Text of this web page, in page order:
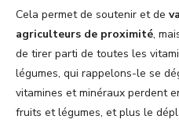
Cela permet de soutenir et de
agriculteurs de proximité,
de tirer parti de toutes les
légumes, qui rappelons-le se
vitamines et minéraux perdent
fruits et légumes, et plus le